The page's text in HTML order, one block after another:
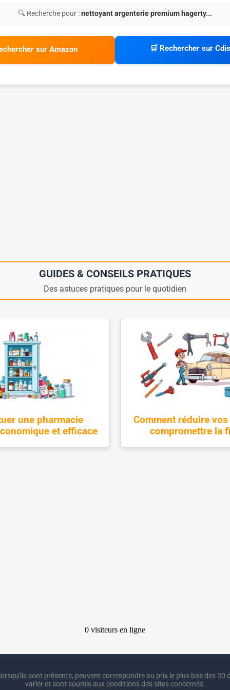
🔍 Recherche pour :nettoyant argenterie premium hagerty...
sur Amazon 🛒 Rechercher sur
GUIDES & CONSEILS PRATIQUES
Des astuces pratiques pour le quotidien
une pharmacie
et efficace
Comment réduire
compromettre la
sont présents, peuvent correspondre au prix le plus bas des 30
varier et sont soumis aux conditions des sites concernés.